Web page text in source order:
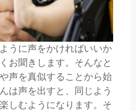
うに声をかければいいか
お聞きします。そんなと
声を真似することから始
は声を出すと、同じよう
しむようになります。そ